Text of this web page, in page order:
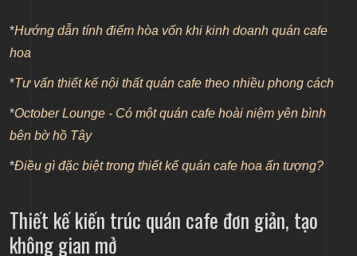
*Hướng dẫn tính điểm hòa vốn khi kinh doanh quán cafe
hoa
*Tư vấn thiết kế nội thất quán cafe theo nhiều phong cách
*October Lounge - Có một quán cafe hoài niệm yên bình
bên bờ hồ Tây
*Điều gì đặc biệt trong thiết kế quán cafe hoa ấn tượng?
Thiết kế kiến trúc quán cafe đơn giản, tạo
không gian mở